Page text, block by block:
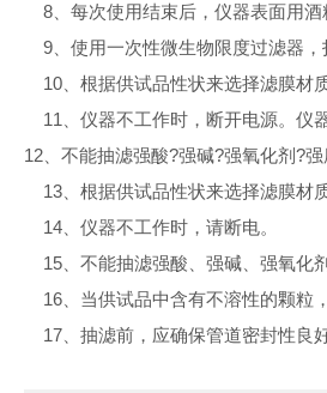
8、每次使用结束后，仪器表面用酒
9、使用一次性微生物限度过滤器
10、根据供试品性状来选择滤膜材
11、仪器不工作时，断开电源。仪
12、不能抽滤强酸?强碱?强氧化剂?强
13、根据供试品性状来选择滤膜材
14、仪器不工作时，请断电。
15、不能抽滤强酸、强碱、强氧化
16、当供试品中含有不溶性的颗粒
17、抽滤前，应确保管道密封性良好